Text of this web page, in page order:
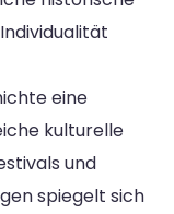
eine
kulturelle
und
spiegelt sich